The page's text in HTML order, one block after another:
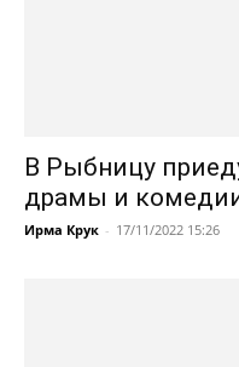
В Рыбницу
драмы и
Ирма Крук - 17/11/2022 15:26